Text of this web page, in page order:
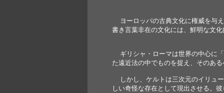
ヨーロッパの古典文化に権威を与
書き言葉非在の文化には、鮮明な文
ギリシャ・ローマは世界の中心に
た遠近法の中でものを捉え、そのあ
しかし、ケルトは三次元のイリュ
しい奇怪な存在として現出させる。